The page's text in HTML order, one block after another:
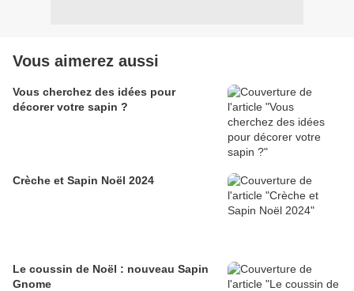
Vous aimerez aussi
Vous cherchez des idées pour
décorer votre sapin ?
Crèche et Sapin Noël 2024
Le coussin de Noël : nouveau Sapin
Gnome